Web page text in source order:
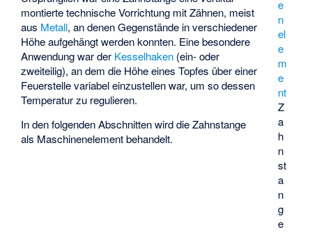
e
n
el
e
m
e
nt
Z
a
h
n
st
a
n
g
e
montierte technische Vorrichtung mit Zähnen, meist
aus Metall, an denen Gegenstände in verschiedener
Höhe aufgehängt werden konnten. Eine besondere
Anwendung war der Kesselhaken (ein- oder
zweiteilig), an dem die Höhe eines Topfes über einer
Feuerstelle variabel einzustellen war, um so dessen
Temperatur zu regulieren.
In den folgenden Abschnitten wird die Zahnstange
als Maschinenelement behandelt.